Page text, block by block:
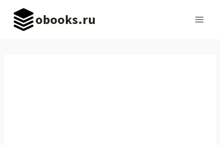
Перейти
содержимому
obooks.ru